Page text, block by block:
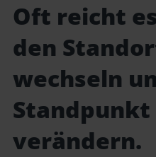
Oft reicht
den
wechseln
Standpunkt
verändern.